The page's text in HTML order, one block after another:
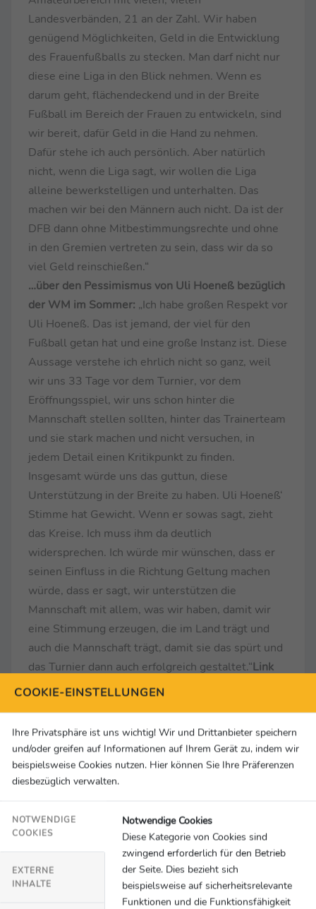
Landesverbänden, 21 an der Zahl. Wir haben
genügend Möglichkeiten, Geld in die Entwicklung
des Frauenfußballs zu stecken. Man darf nicht nur
diese eine Liga in den Blick nehmen. Wenn es
darum geht, flächendeckend und in der Breite
Fußball im Bereich der Frauen zu entwickeln, sind
wir bereit, dafür Geld in die Hand zu nehmen.
Dafür stehe ich auch persönlich. Aber natürlich
nicht, wenn die Liga sagt, wir wollen die Liga
alleine bewerkstelligen und unterhalten. Das
machen wir bei den Männern auch nicht. Da ist der
DFB dann ohne Mitbestimmungsrechte und ohne
in den Gremien vertreten zu sein, dass wir da so
viel Geld reinschießen.“
…über den Pessimismus von Uli Hoeneß bezüglich
der WM im Sommer: „Ich habe großen Respekt vor
Uli Hoeneß. Das ist jemand, der viel für den
Fußball getan hat und eine große Instanz ist. Diese
Aussage verstehe ich ehrlich nicht so ganz, weil
wir uns 33 Tage vor dem Turnier, vor dem
Eröffnungsspiel, wir uns schon hinter die
Mannschaft stellen sollten, hinter das Trainerteam
und sie stark machen und nicht versuchen, in
jedem Detail einen Kritikpunkt zu finden.
Insgesamt würde uns das guttun, diese
Unterstützung in der Breite zu haben. Uli Hoeneß‘
Stimme hat Gewicht. Wenn er sowas sagt, zieht
das Kreise. Ich muss ihm da deutlich
widersprechen. Ich würde mir wünschen, dass er
seinen Einfluss in die Richtung Geltung machen
würde, dass er sagt, wir unterstützen die
Mannschaft mit allem, was wir haben, damit wir
eine Stimmung erzeugen, die im Land trägt und
auch die Mannschaft trägt, damit sie das spürt und
das Turnier dann auch erfolgreich gestaltet.“Link
zum Interview:clipro.tv/player?
Herbert Hainer, Präsident FC Bayern, in der
Halbzeitpause über den Abgang von Mala
hatte das Glück, dass ich Mala durch ihre Krankheit
intensiver kennengelernt habe und muss sagen,
sie ist so eine tolle Persönlichkeit und so eine
tolle Sportlerin. Natürlich haben wir ihr das nicht
verwehrt, wenn sie sagt, sie würde gerne
COOKIE-EINSTELLUNGEN
Ihre Privatsphäre ist uns wichtig! Wir und Drittanbieter speichern
und/oder greifen auf Informationen auf Ihrem Gerät zu, indem wir
beispielsweise Cookies nutzen. Hier können Sie Ihre Präferenzen
diesbezüglich verwalten.
NOTWENDIGE
COOKIES
EXTERNE
INHALTE
Notwendige Cookies
Diese Kategorie von Cookies sind
zwingend erforderlich für den Betrieb
der Seite. Dies bezieht sich
beispielsweise auf sicherheitsrelevante
Funktionen und die Funktionsfähigkeit